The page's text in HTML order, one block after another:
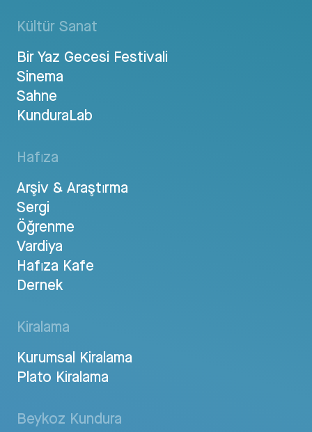
Kültür Sanat
Bir Yaz Gecesi Festivali
Sinema
Sahne
KunduraLab
Hafıza
Arşiv & Araştırma
Sergi
Öğrenme
Vardiya
Hafıza Kafe
Dernek
Kiralama
Kurumsal Kiralama
Plato Kiralama
Beykoz Kundura